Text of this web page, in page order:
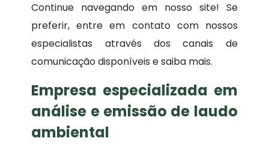
Continue navegando em nosso site! Se
preferir, entre em contato com nossos
especialistas através dos canais de
comunicação disponíveis e saiba mais.
Empresa especializada em
análise e emissão de laudo
ambiental